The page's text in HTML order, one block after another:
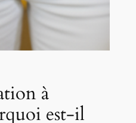
à
est-il